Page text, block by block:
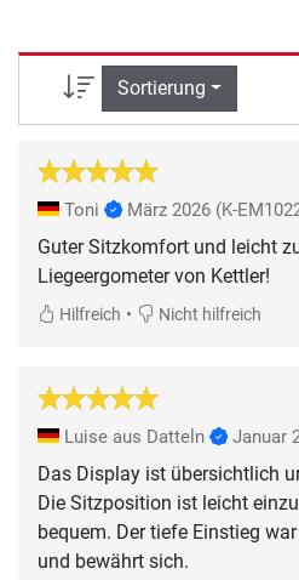
Sortierung
Toni März 2026 (K-
Guter Sitzkomfort und leicht
Liegeergometer von Kettler!
Hilfreich • Nicht hilfreich
Luise aus Datteln Januar
Das Display ist übersichtlich
Die Sitzposition ist leicht
bequem. Der tiefe Einstieg
und bewährt sich.